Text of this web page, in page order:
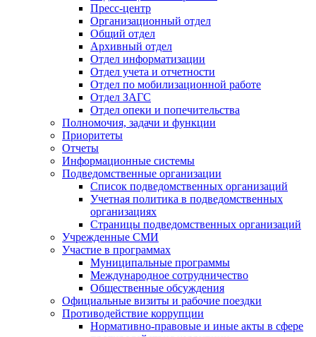
Пресс-центр
Организационный отдел
Общий отдел
Архивный отдел
Отдел информатизации
Отдел учета и отчетности
Отдел по мобилизационной работе
Отдел ЗАГС
Отдел опеки и попечительства
Полномочия, задачи и функции
Приоритеты
Отчеты
Информационные системы
Подведомственные организации
Список подведомственных организаций
Учетная политика в подведомственных
организациях
Страницы подведомственных организаций
Учрежденные СМИ
Участие в программах
Муниципальные программы
Международное сотрудничество
Общественные обсуждения
Официальные визиты и рабочие поездки
Противодействие коррупции
Нормативно-правовые и иные акты в сфере